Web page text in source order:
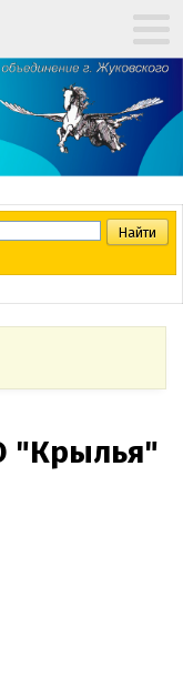
"Крылья"